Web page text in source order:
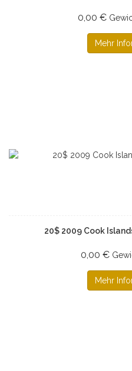
0,00 €
Mehr
20$ 2009 Cook
0,00 €
Mehr